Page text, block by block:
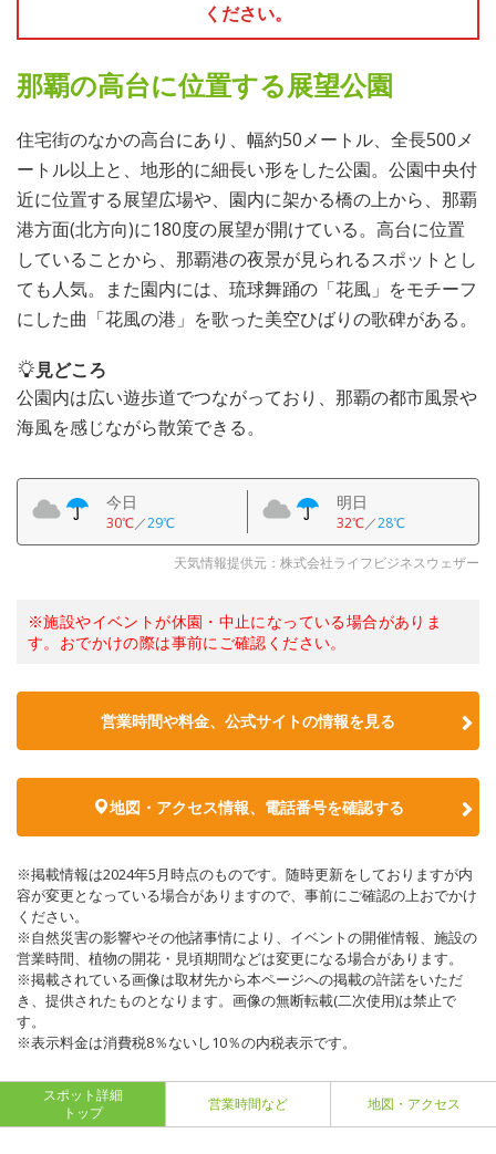
ください。
那覇の高台に位置する展望公園
住宅街のなかの高台にあり、幅約50メートル、全長500メ
ートル以上と、地形的に細長い形をした公園。公園中央付
近に位置する展望広場や、園内に架かる橋の上から、那覇
港方面(北方向)に180度の展望が開けている。高台に位置
していることから、那覇港の夜景が見られるスポットとし
ても人気。また園内には、琉球舞踊の「花風」をモチーフ
にした曲「花風の港」を歌った美空ひばりの歌碑がある。
見どころ
公園内は広い遊歩道でつながっており、那覇の都市風景や
海風を感じながら散策できる。
今日
30℃／29℃
明日
32℃／28℃
天気情報提供元：株式会社ライフビジネスウェザー
※施設やイベントが休園・中止になっている場合がありま
す。おでかけの際は事前にご確認ください。
営業時間や料金、公式サイトの情報を見る
地図・アクセス情報、電話番号を確認する
※掲載情報は2024年5月時点のものです。随時更新をしておりますが内
容が変更となっている場合がありますので、事前にご確認の上おでかけ
ください。
※自然災害の影響やその他諸事情により、イベントの開催情報、施設の
営業時間、植物の開花・見頃期間などは変更になる場合があります。
※掲載されている画像は取材先から本ページへの掲載の許諾をいただ
き、提供されたものとなります。画像の無断転載(二次使用)は禁止で
す。
※表示料金は消費税8％ないし10％の内税表示です。
スポット詳細
トップ
営業時間など 地図・アクセス